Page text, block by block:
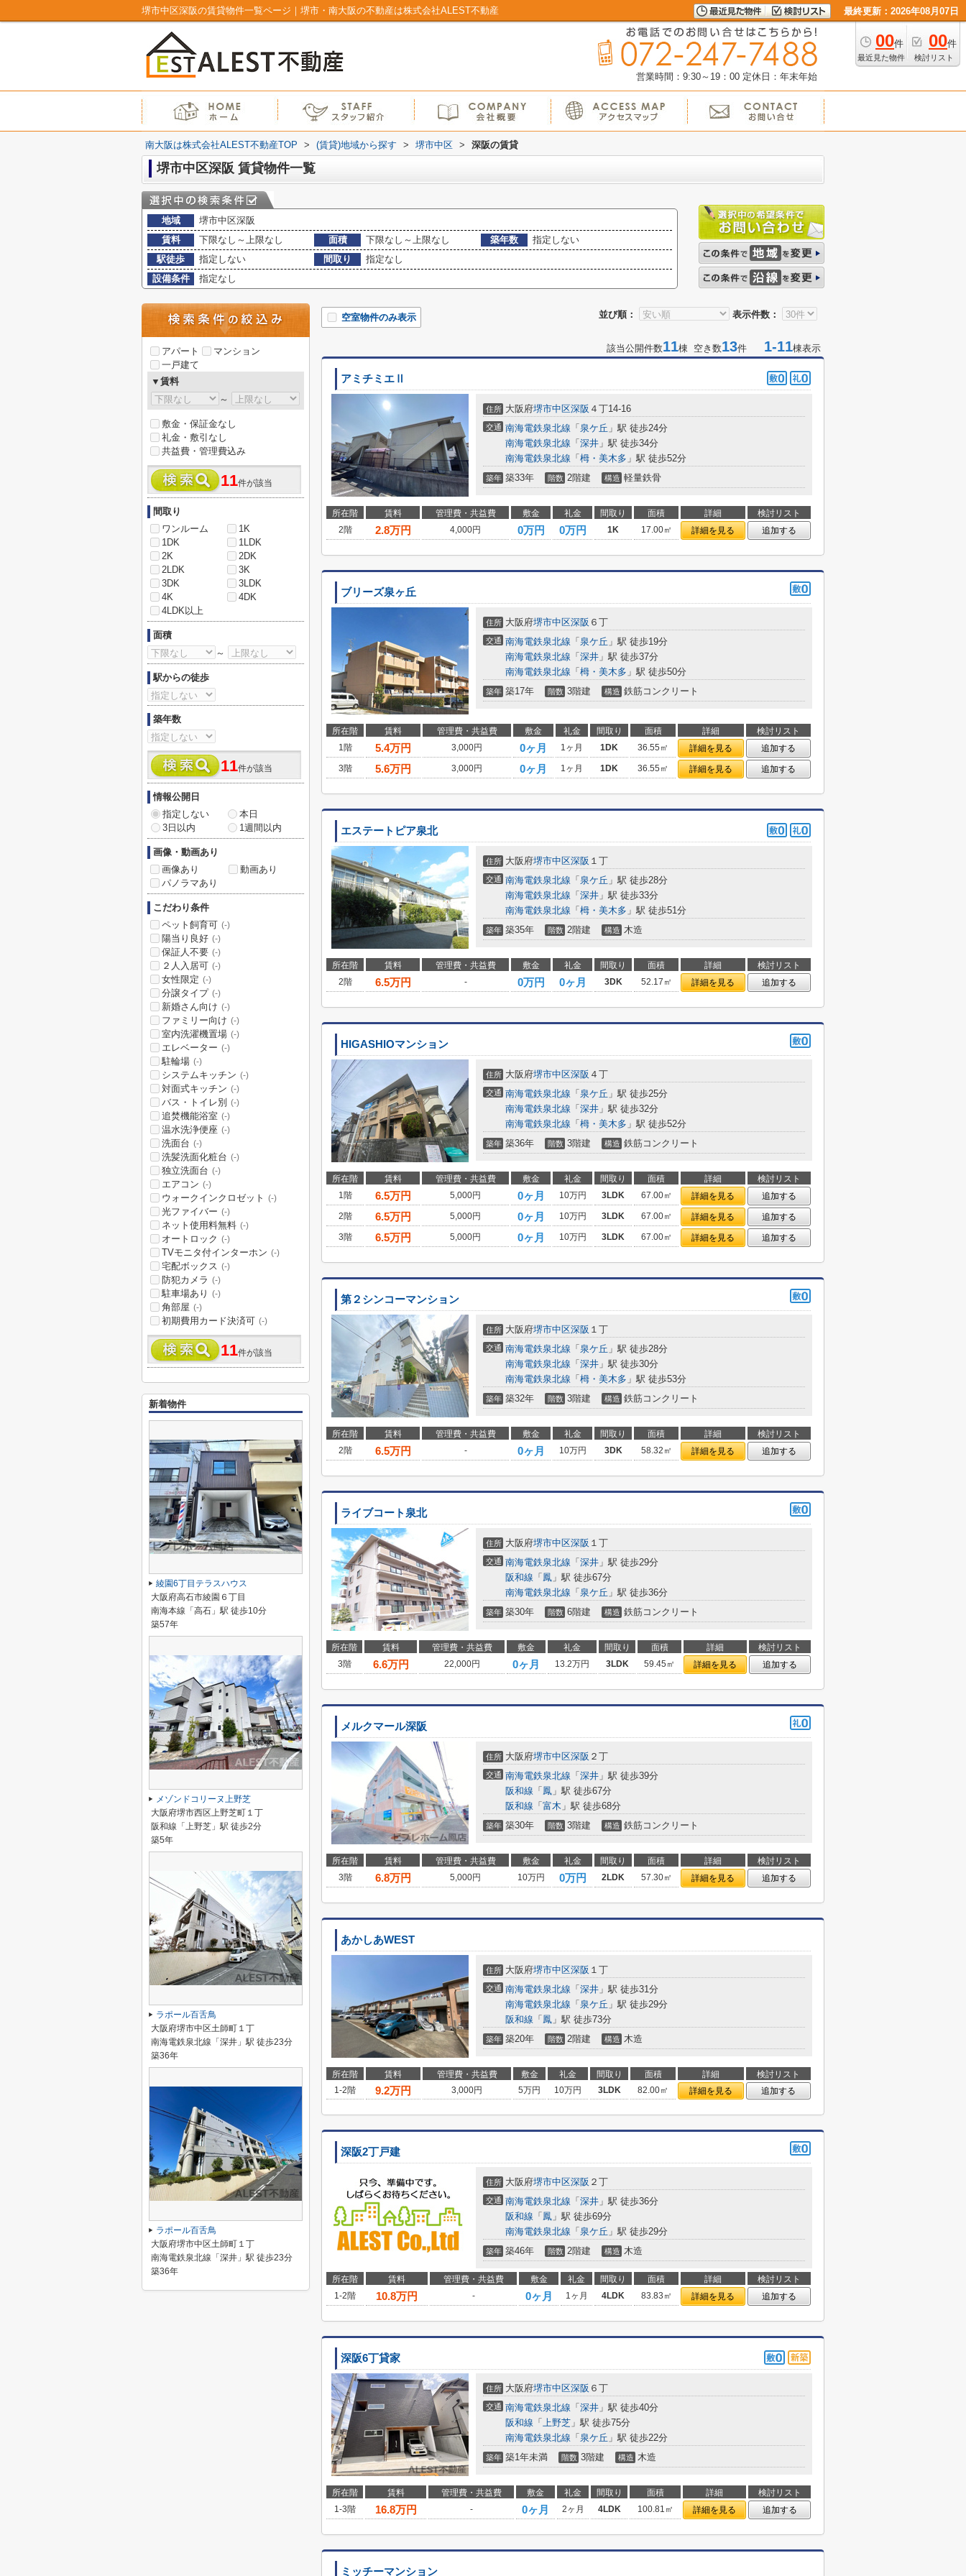
堺市中区深阪の賃貸物件一覧ページ｜堺市・南大阪の不動産は株式会社ALEST不動産 最終更新：2026年08月07日
00件
最近見た物件
00件
検討リスト
営業時間：9:30～19：00 定休日：年末年始
南大阪は株式会社ALEST不動産TOP > (賃貸)地域から探す > 堺市中区 > 深阪の賃貸
堺市中区深阪 賃貸物件一覧
地域
堺市中区深阪
賃料
下限なし～上限なし 面積 下限なし～上限なし 築年数
指定しない
駅徒歩
指定しない 間取り
指定なし
設備条件
指定なし
並び順： 表示件数：
空室物件のみ表示
該当公開件数11棟 空き数13件 1-11棟表示
アミチミエⅡ
住所 大阪府堺市中区深阪 ４丁14-16
交通 南海電鉄泉北線 「 泉ケ丘 」駅 徒歩24分
南海電鉄泉北線 「 深井 」駅 徒歩34分
南海電鉄泉北線 「 栂・美木多 」駅 徒歩52分
築年 築33年 階数 2階建 構造 軽量鉄骨
所在階 賃料 管理費・共益費 敷金 礼金 間取り 面積 詳細
検討リスト
2階
2.8万円 4,000円 0万円 0万円 1K 17.00㎡ 詳細を見る 追加する
ブリーズ泉ヶ丘
住所 大阪府堺市中区深阪 ６丁
交通 南海電鉄泉北線 「 泉ケ丘 」駅 徒歩19分
南海電鉄泉北線 「 深井 」駅 徒歩37分
南海電鉄泉北線 「 栂・美木多 」駅 徒歩50分
築年 築17年 階数 3階建 構造 鉄筋コンクリート
所在階 賃料 管理費・共益費 敷金 礼金 間取り 面積 詳細
検討リスト
1階
5.4万円 3,000円 0ヶ月 1ヶ月 1DK 36.55㎡ 詳細を見る
追加する
3階
5.6万円 3,000円 0ヶ月 1ヶ月 1DK 36.55㎡ 詳細を見る 追加する
エステートピア泉北
住所 大阪府堺市中区深阪 １丁
交通 南海電鉄泉北線 「 泉ケ丘 」駅 徒歩28分
南海電鉄泉北線 「 深井 」駅 徒歩33分
南海電鉄泉北線 「 栂・美木多 」駅 徒歩51分
築年 築35年 階数 2階建 構造 木造
所在階 賃料 管理費・共益費 敷金 礼金 間取り 面積 詳細
検討リスト
2階
6.5万円 - 0万円 0ヶ月 3DK 52.17㎡ 詳細を見る 追加する
HIGASHIOマンション
住所 大阪府堺市中区深阪 ４丁
交通 南海電鉄泉北線 「 泉ケ丘 」駅 徒歩25分
南海電鉄泉北線 「 深井 」駅 徒歩32分
南海電鉄泉北線 「 栂・美木多 」駅 徒歩52分
築年 築36年 階数 3階建 構造 鉄筋コンクリート
所在階 賃料 管理費・共益費 敷金 礼金 間取り 面積 詳細
検討リスト
1階
6.5万円 5,000円 0ヶ月 10万円 3LDK 67.00㎡ 詳細を見る
追加する
2階
6.5万円 5,000円 0ヶ月 10万円 3LDK 67.00㎡ 詳細を見る
追加する
3階
6.5万円 5,000円 0ヶ月 10万円 3LDK 67.00㎡ 詳細を見る 追加する
第２シンコーマンション
住所 大阪府堺市中区深阪 １丁
交通 南海電鉄泉北線 「 泉ケ丘 」駅 徒歩28分
南海電鉄泉北線 「 深井 」駅 徒歩30分
南海電鉄泉北線 「 栂・美木多 」駅 徒歩53分
築年 築32年 階数 3階建 構造 鉄筋コンクリート
所在階 賃料 管理費・共益費 敷金 礼金 間取り 面積 詳細
検討リスト
2階
6.5万円 - 0ヶ月 10万円 3DK 58.32㎡ 詳細を見る 追加する
ライブコート泉北
住所 大阪府堺市中区深阪 １丁
交通 南海電鉄泉北線 「 深井 」駅 徒歩29分
阪和線 「 鳳 」駅 徒歩67分
南海電鉄泉北線 「 泉ケ丘 」駅 徒歩36分
築年 築30年 階数 6階建 構造 鉄筋コンクリート
所在階 賃料 管理費・共益費 敷金 礼金 間取り 面積 詳細
検討リスト
3階
6.6万円 22,000円 0ヶ月 13.2万円 3LDK 59.45㎡ 詳細を見る 追加する
メルクマール深阪
住所 大阪府堺市中区深阪 ２丁
交通 南海電鉄泉北線 「 深井 」駅 徒歩39分
阪和線 「 鳳 」駅 徒歩67分
阪和線 「 富木 」駅 徒歩68分
築年 築30年 階数 3階建 構造 鉄筋コンクリート
所在階 賃料 管理費・共益費 敷金 礼金 間取り 面積 詳細
検討リスト
3階
6.8万円 5,000円 10万円 0万円 2LDK 57.30㎡ 詳細を見る 追加する
あかしあWEST
住所 大阪府堺市中区深阪 １丁
交通 南海電鉄泉北線 「 深井 」駅 徒歩31分
南海電鉄泉北線 「 泉ケ丘 」駅 徒歩29分
阪和線 「 鳳 」駅 徒歩73分
築年 築20年 階数 2階建 構造 木造
所在階 賃料 管理費・共益費 敷金 礼金 間取り 面積 詳細
検討リスト
1-2階
9.2万円 3,000円 5万円 10万円 3LDK 82.00㎡ 詳細を見る 追加する
深阪2丁戸建
住所 大阪府堺市中区深阪 ２丁
交通 南海電鉄泉北線 「 深井 」駅 徒歩36分
阪和線 「 鳳 」駅 徒歩69分
南海電鉄泉北線 「 泉ケ丘 」駅 徒歩29分
築年 築46年 階数 2階建 構造 木造
所在階 賃料 管理費・共益費 敷金 礼金 間取り 面積 詳細
検討リスト
1-2階
10.8万円 - 0ヶ月 1ヶ月 4LDK 83.83㎡ 詳細を見る 追加する
深阪6丁貸家
住所 大阪府堺市中区深阪 ６丁
交通 南海電鉄泉北線 「 深井 」駅 徒歩40分
阪和線 「 上野芝 」駅 徒歩75分
南海電鉄泉北線 「 泉ケ丘 」駅 徒歩22分
築年 築1年未満 階数 3階建 構造 木造
所在階 賃料 管理費・共益費 敷金 礼金 間取り 面積 詳細
検討リスト
1-3階
16.8万円 - 0ヶ月 2ヶ月 4LDK 100.81㎡ 詳細を見る 追加する
ミッチーマンション
アパート
マンション
一戸建て
▼賃料
～
敷金・保証金なし
礼金・敷引なし
共益費・管理費込み
11件が該当
間取り
ワンルーム
1K
1DK
1LDK
2K
2DK
2LDK
3K
3DK
3LDK
4K
4DK
4LDK以上
面積
～
駅からの徒歩
築年数
11件が該当
情報公開日
指定しない
本日
3日以内
1週間以内
画像・動画あり
画像あり
動画あり
パノラマあり
こだわり条件
ペット飼育可 (-)
陽当り良好 (-)
保証人不要 (-)
２人入居可 (-)
女性限定 (-)
分譲タイプ (-)
新婚さん向け (-)
ファミリー向け (-)
室内洗濯機置場 (-)
エレベーター (-)
駐輪場 (-)
システムキッチン (-)
対面式キッチン (-)
バス・トイレ別 (-)
追焚機能浴室 (-)
温水洗浄便座 (-)
洗面台 (-)
洗髪洗面化粧台 (-)
独立洗面台 (-)
エアコン (-)
ウォークインクロゼット (-)
光ファイバー (-)
ネット使用料無料 (-)
オートロック (-)
TVモニタ付インターホン (-)
宅配ボックス (-)
防犯カメラ (-)
駐車場あり (-)
角部屋 (-)
初期費用カード決済可 (-)
11件が該当
新着物件
綾園6丁目テラスハウス
大阪府高石市綾園６丁目
南海本線「高石」駅 徒歩10分
築57年
メゾンドコリーヌ上野芝
大阪府堺市西区上野芝町１丁
阪和線「上野芝」駅 徒歩2分
築5年
ラポール百舌鳥
大阪府堺市中区土師町１丁
南海電鉄泉北線「深井」駅 徒歩23分
築36年
ラポール百舌鳥
大阪府堺市中区土師町１丁
南海電鉄泉北線「深井」駅 徒歩23分
築36年